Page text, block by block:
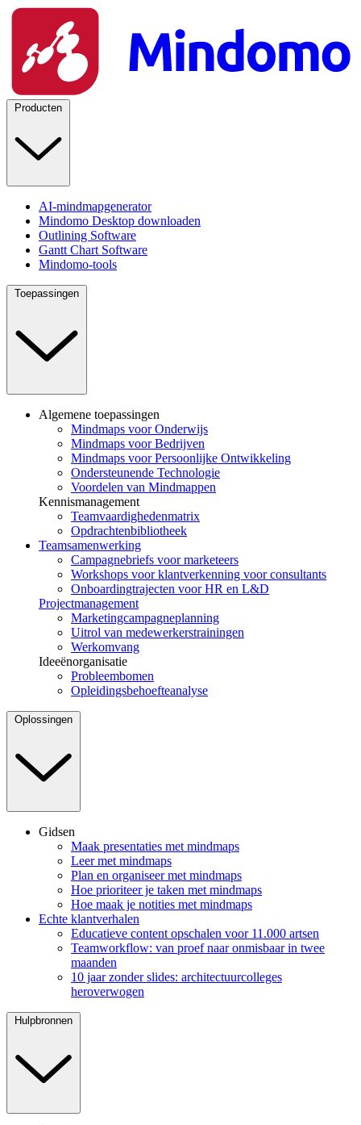
Producten
AI-mindmapgenerator
Mindomo Desktop downloaden
Outlining Software
Gantt Chart Software
Mindomo-tools
Toepassingen
Algemene toepassingen
Mindmaps voor Onderwijs
Mindmaps voor Bedrijven
Mindmaps voor Persoonlijke Ontwikkeling
Ondersteunende Technologie
Voordelen van Mindmappen
Kennismanagement
Teamvaardighedenmatrix
Opdrachtenbibliotheek
Teamsamenwerking
Campagnebriefs voor marketeers
Workshops voor klantverkenning voor consultants
Onboardingtrajecten voor HR en L&D
Projectmanagement
Marketingcampagneplanning
Uitrol van medewerkerstrainingen
Werkomvang
Ideeënorganisatie
Probleembomen
Opleidingsbehoefteanalyse
Oplossingen
Gidsen
Maak presentaties met mindmaps
Leer met mindmaps
Plan en organiseer met mindmaps
Hoe prioriteer je taken met mindmaps
Hoe maak je notities met mindmaps
Echte klantverhalen
Educatieve content opschalen voor 11.000 artsen
Teamworkflow: van proef naar onmisbaar in twee
maanden
10 jaar zonder slides: architectuurcolleges
heroverwogen
Hulpbronnen